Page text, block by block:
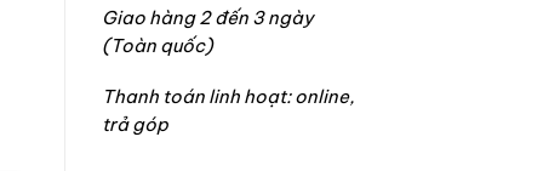
Giao hàng 2 đến 3 ngày
(Toàn quốc)
Thanh toán linh hoạt: online,
trả góp